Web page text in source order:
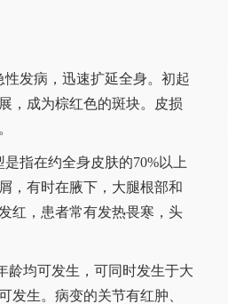
发病，迅速扩延全身。初起
，成为棕红色的斑块。皮损
指在约全身皮肤的70%以上
，有时在腋下，大腿根部和
红，患者常有发热畏寒，头
均可发生，可同时发生于大
发生。病变的关节有红肿、